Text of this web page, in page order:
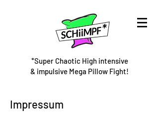
*Super Chaotic High intensive
& impulsive Mega Pillow Fight!
Impressum